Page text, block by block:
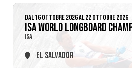
DAL 16 OTTOBRE 2026 AL 22 OTTOBRE 2026
ISA WORLD LONGBOARD
ISA
EL SALVADOR